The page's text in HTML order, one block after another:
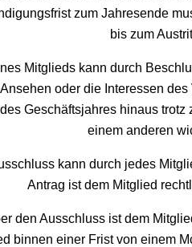
zum Jahresende
bis zum
Mitglieds kann durch
oder die Interessen
Geschäftsjahres hinaus
einem anderen
kann durch jedes
Antrag ist dem Mitglied
den Ausschluss ist dem
binnen einer Frist von einem